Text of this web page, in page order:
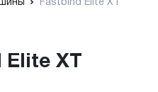
Fastbind Elite XT
Elite XT